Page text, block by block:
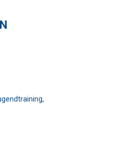
Spambot bist und wähle das
Spambot bist und wähle das
Spambot bist und wähle das
Spambot bist und wähle das
Spambot bist und wähle das
Spambot bist und wähle das